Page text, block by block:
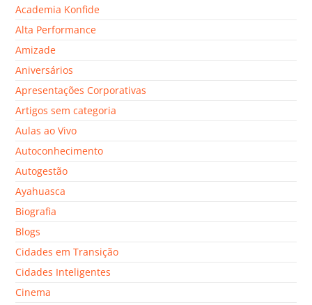
Academia Konfide
Alta Performance
Amizade
Aniversários
Apresentações Corporativas
Artigos sem categoria
Aulas ao Vivo
Autoconhecimento
Autogestão
Ayahuasca
Biografia
Blogs
Cidades em Transição
Cidades Inteligentes
Cinema